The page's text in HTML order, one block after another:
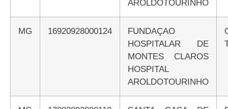
AROLDOTOURINHO
MG 16920928000124
FUNDAÇAO
HOSPITALAR DE
MONTES CLAROS
HOSPITAL
AROLDOTOURINHO